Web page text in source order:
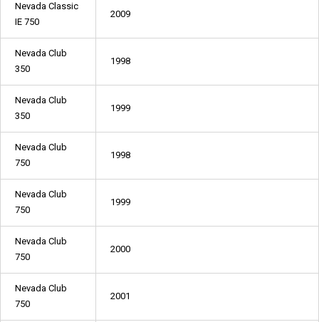
Nevada Classic
IE 750
2009
Nevada Club
350
1998
Nevada Club
350
1999
Nevada Club
750
1998
Nevada Club
750
1999
Nevada Club
750
2000
Nevada Club
750
2001